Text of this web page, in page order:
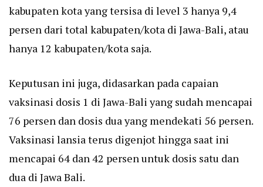
kabupaten kota yang tersisa di level 3 hanya 9,4
persen dari total kabupaten/kota di Jawa-Bali, atau
hanya 12 kabupaten/kota saja.
Keputusan ini juga, didasarkan pada capaian
vaksinasi dosis 1 di Jawa-Bali yang sudah mencapai
76 persen dan dosis dua yang mendekati 56 persen.
Vaksinasi lansia terus digenjot hingga saat ini
mencapai 64 dan 42 persen untuk dosis satu dan
dua di Jawa Bali.